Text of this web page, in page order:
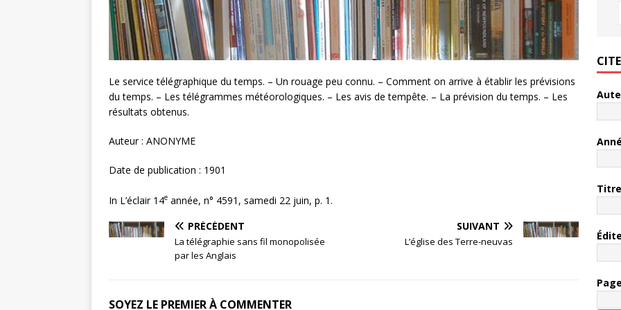
Le service télégraphique du temps. – Un rouage peu connu. – Comment on arrive à établir les prévisions
du temps. – Les télégrammes météorologiques. – Les avis de tempête. – La prévision du temps. – Les
résultats obtenus.
Auteur : ANONYME
Date de publication : 1901
In L’éclair 14e année, n° 4591, samedi 22 juin, p. 1.
PRÉCÉDENT
La télégraphie sans fil monopolisée
par les Anglais
SUIVANT
L’église des Terre-neuvas
SOYEZ LE PREMIER À COMMENTER
Titre